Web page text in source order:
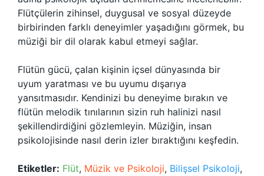
Flütçülerin zihinsel, duygusal ve sosyal düzeyde
birbirinden farklı deneyimler yaşadığını görmek, bu
müziği bir dil olarak kabul etmeyi sağlar.
Flütün gücü, çalan kişinin içsel dünyasında bir
uyum yaratması ve bu uyumu dışarıya
yansıtmasıdır. Kendinizi bu deneyime bırakın ve
flütün melodik tınılarının sizin ruh halinizi nasıl
şekillendirdiğini gözlemleyin. Müziğin, insan
psikolojisinde nasıl derin izler bıraktığını keşfedin.
Etiketler: Flüt, Müzik ve Psikoloji, Bilişsel Psikoloji,